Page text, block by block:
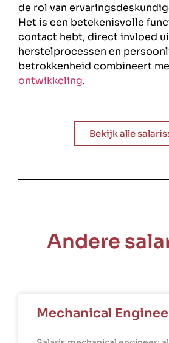
de rol van
Het is een betekenisvolle
contact hebt, direct invloed
herstelprocessen en
betrokkenheid combineert
ontwikkeling.
Bekijk alle
Andere
Mechanical